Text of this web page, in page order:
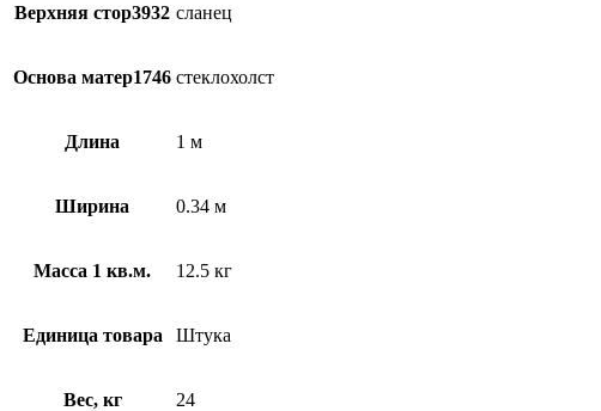
Верхняя стор3932 сланец
Основа матер1746 стеклохолст
Длина 1 м
Ширина 0.34 м
Масса 1 кв.м. 12.5 кг
Единица товара Штука
Вес, кг 24